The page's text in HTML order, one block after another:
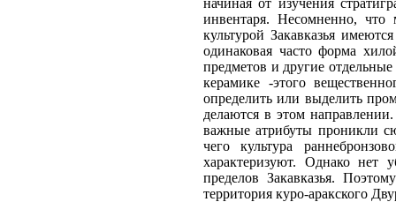
начиная от изучения
инвентаря. Несомненно, что
культурой Закавказья
одинаковая часто форма
предметов и другие
керамике -этого
определить или выделить
делаются в этом
важные атрибуты проникли
чего культура
характеризуют. Однако нет
пределов Закавказья.
территория куро-аракского